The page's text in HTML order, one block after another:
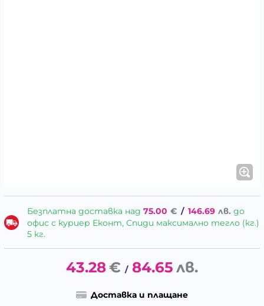
Безплатна доставка над 75.00 € / 146.69 лв. до
офис с куриер Еконт, Спиди максимално тегло (кг.)
5 кг.
43.28€ / 84.65 лв.
Доставка и плащане